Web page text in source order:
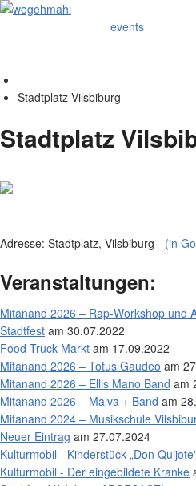
events
Stadtplatz Vilsbiburg
Stadtplatz
Adresse: Stadtplatz, Vilsbiburg - (in
Veranstaltungen:
Mitanand 2026 – Rap-Workshop und
Stadtfest am 30.07.2022
Food Truck Markt am 17.09.2022
Mitanand 2026 – Totus Gaudeo am
Mitanand 2026 – Ellis Mano Band am
Mitanand 2026 – Malva + Band am
Mitanand 2024 – Musikschule
Neuer Eintrag am 27.07.2024
Kulturmobil - Kinderstück „Don
Kulturmobil - Der eingebildete Kranke